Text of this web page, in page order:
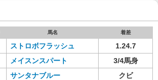
馬名 着差
ストロボフラッシュ
1.24.7
メイスンスパート
3/4馬身
サンタナブルー
クビ